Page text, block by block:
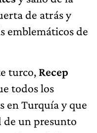
de atrás y
emblemáticos de
turco, Recep
todos los
en Turquía y que
de un presunto